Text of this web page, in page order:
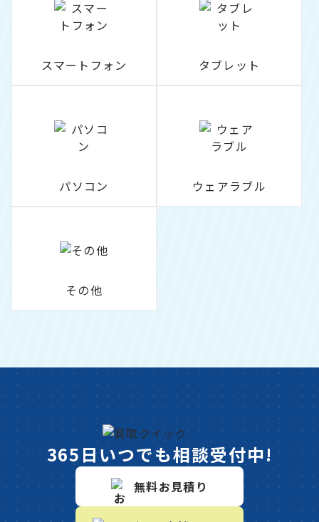
スマートフォン タブレット
パソコン ウェアラブル
その他
365日いつでも相談受付中!
無料お見積り